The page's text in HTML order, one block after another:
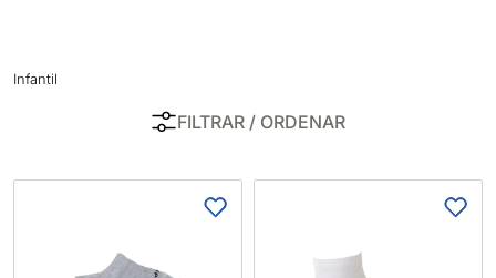
Infantil
FILTRAR / ORDENAR